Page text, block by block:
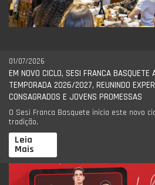
01/07/2026
EM NOVO CICLO, SESI FRANCA BASQUETE
TEMPORADA 2026/2027, REUNINDO
CONSAGRADOS E JOVENS PROMESSAS
O Sesi Franca Basquete inicia este novo
tradição,
Leia
Mais